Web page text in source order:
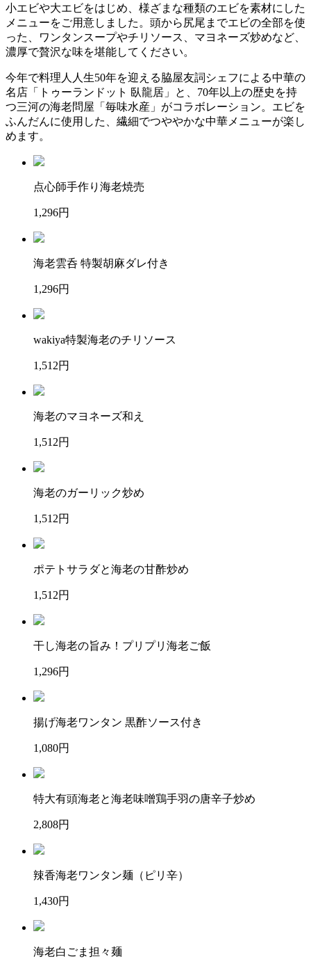
小エビや大エビをはじめ、様ざまな種類のエビを素材にした
メニューをご用意しました。頭から尻尾までエビの全部を使
った、ワンタンスープやチリソース、マヨネーズ炒めなど、
濃厚で贅沢な味を堪能してください。
今年で料理人人生50年を迎える脇屋友詞シェフによる中華の
名店「トゥーランドット 臥龍居」と、70年以上の歴史を持
つ三河の海老問屋「毎味水産」がコラボレーション。エビを
ふんだんに使用した、繊細でつややかな中華メニューが楽し
めます。
点心師手作り海老焼売
1,296円
海老雲呑 特製胡麻ダレ付き
1,296円
wakiya特製海老のチリソース
1,512円
海老のマヨネーズ和え
1,512円
海老のガーリック炒め
1,512円
ポテトサラダと海老の甘酢炒め
1,512円
干し海老の旨み！プリプリ海老ご飯
1,296円
揚げ海老ワンタン 黒酢ソース付き
1,080円
特大有頭海老と海老味噌鶏手羽の唐辛子炒め
2,808円
辣香海老ワンタン麺（ピリ辛）
1,430円
海老白ごま担々麺